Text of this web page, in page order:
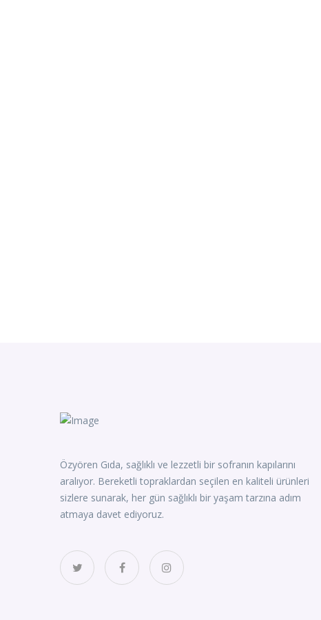
Özyören Gıda, sağlıklı ve lezzetli bir sofranın kapılarını
aralıyor. Bereketli topraklardan seçilen en kaliteli ürünleri
sizlere sunarak, her gün sağlıklı bir yaşam tarzına adım
atmaya davet ediyoruz.